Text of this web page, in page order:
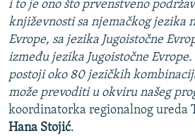
i to je ono što prvenstveno
književnosti sa njemačkog jezika
Evrope, sa jezika Jugoistočne
između jezika Jugoistočne
postoji oko 80 jezičkih
može prevoditi u okviru našeg
koordinatorka regionalnog ureda
Hana Stojić.